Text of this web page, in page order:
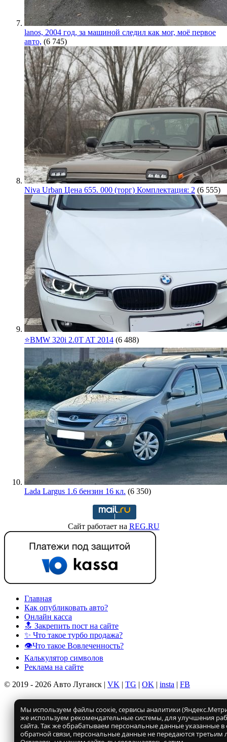
lanos, 2004 год, за машиной следил как мог, моё первое
авто, (6 745)
Niva Urban Цена 655. 000 (торг) Комплектация: 2 (6 555)
⭐️BMW 320i 2.0T AT 2014 (6 488)
Lada Largus 1.6 бензин 16 кл. (6 350)
Сайт работает на REG.RU
Главная
Как опубликовать авто?
Онлайн касса
🔝 Закрепить пост на сайте
✨ Что такое турбо продажа?
👁️Что такое Вовлеченность?
Калькулятор символов
Реклама на сайте
© 2019 - 2026 Авто Луганск | VK | TG | OK | insta | FB
Мы используем файлы соокіе, сервисы аналитики
же используем рекомендательные системы, для улучшения
сайта. Так же обрабатываем персональные данные указанные
обратной связи, персональные данные не передаются третьим